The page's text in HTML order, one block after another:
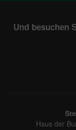
Und besuchen
Haus der